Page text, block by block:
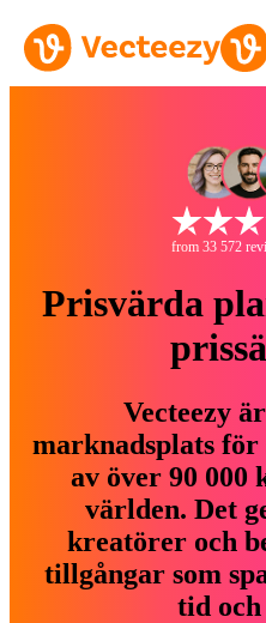
from 33 572
Prisvärda
Vecteezy
marknadsplats
av över 90 000
världen. Det
kreatörer och
tillgångar som
tid och